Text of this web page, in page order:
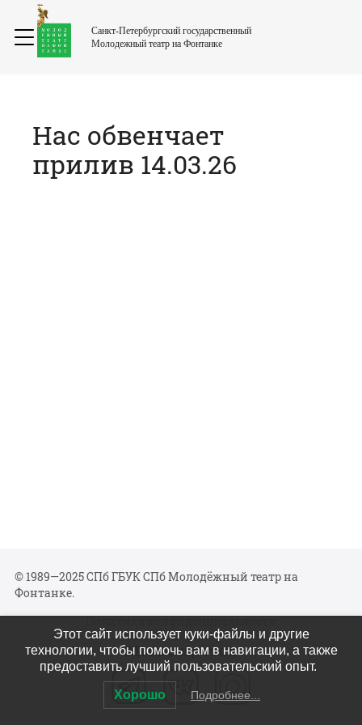
Санкт-Петербургский государственный
Молодежный театр на Фонтанке
Нас обвенчает
прилив 14.03.26
© 1989—2025 СПб ГБУК СПб Молодёжный театр на
Фонтанке.
Политика конфиденциальности
Мы в соцсетях
Этот сайт использует куки-файлы и другие
технологии, чтобы помочь вам в навигации, а также
предоставить лучший пользовательский опыт.
Хорошо Подробнее...